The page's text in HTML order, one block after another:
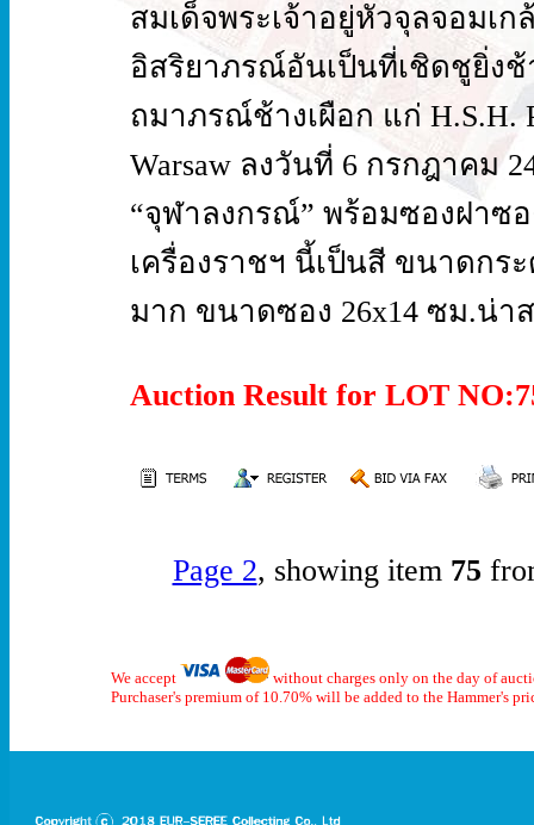
สมเด็จพระเจ้าอยู่หัวจุลจอมเ
อิสริยาภรณ์อันเป็นที่เชิดชูยิ่ง
ถมาภรณ์ช้างเผือก แก่ H.S.H.
Warsaw ลงวันที่ 6 กรกฎาคม
“จุฬาลงกรณ์” พร้อมซองฝา
เครื่องราชฯ นี้เป็นสี ขนาดกร
มาก ขนาดซอง 26x14 ซม.น่า
Auction Result for LOT
Page 2, showing item 75
We accept
without charges only on the day of
Purchaser's premium of 10.70% will be added to the Hammer's